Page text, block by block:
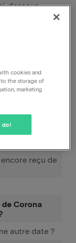
auprès
ma
encore reçu de
Corona
autre date ?
dessous.
coronavirus-
cookies and
to the storage of
marketing
do!